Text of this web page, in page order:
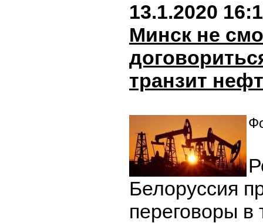
13.1.2020
Минск не
транзит
Белоруссия
переговоры в